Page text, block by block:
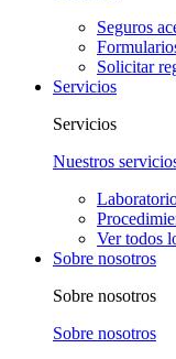
Seguros
Solicitar
Servicios
Servicios
Nuestros
Ver todos
Sobre nosotros
Sobre nosotros
Sobre nosotros